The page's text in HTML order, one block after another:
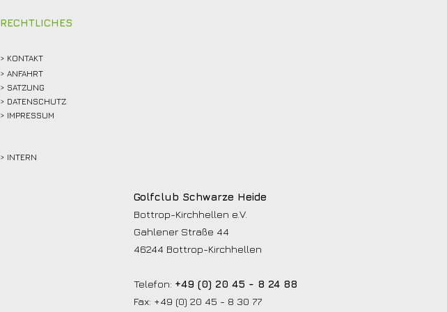
RECHTLICHES
> KONTAKT
> ANFAHRT
> SATZUNG
> DATENSCHUTZ
> IMPRESSUM
> INTERN
Golfclub Schwarze Heide
Bottrop-Kirchhellen e.V.
Gahlener Straße 44
46244 Bottrop-Kirchhellen
Telefon: +49 (0) 20 45 - 8 24 88
Fax: +49 (0) 20 45 - 8 30 77